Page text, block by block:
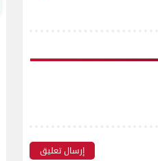
إرسال تعليق